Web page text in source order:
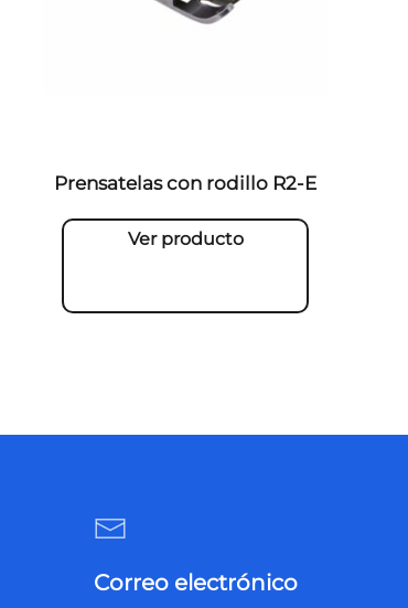
Prensatelas con rodillo R2-E
Ver producto
Correo electrónico